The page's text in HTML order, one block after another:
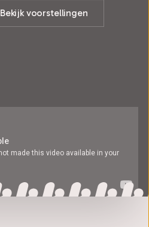
Bekijk voorstellingen